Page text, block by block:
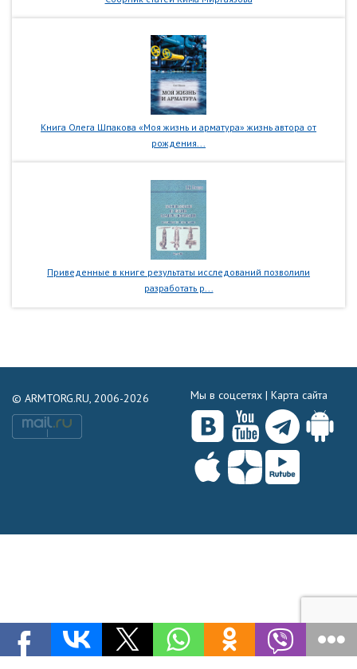
Книга Олега Шпакова «Моя жизнь и арматура» жизнь автора от
рождения...
Приведенные в книге результаты исследований позволили
разработать р...
© ARMTORG.RU, 2006-2026 Мы в соцсетях | Карта сайта